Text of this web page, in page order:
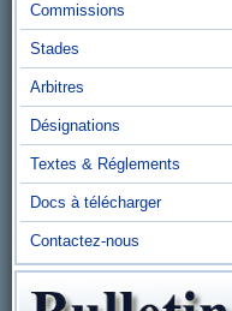
Commissions
Stades
Arbitres
Désignations
Textes & Réglements
Docs à télécharger
Contactez-nous